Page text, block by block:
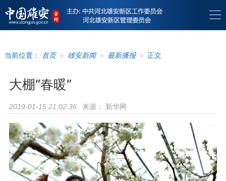
当前位置： 首页 > 雄安新闻 > 最新播报 > 正文
大棚“春暖”
2019-01-15 21:02:36 来源： 新华网